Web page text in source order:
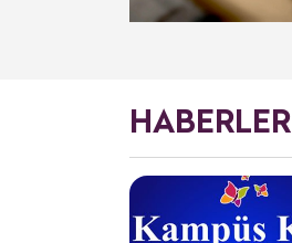
HABERLER